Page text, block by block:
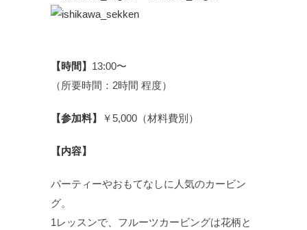
【時間】 13:00〜
（所要時間：2時間 程度）
【参加料】 ￥5,000（材料費別）
【内容】
パーティーやおもてなしに人気のカービン
グ。
1レッスンで、フルーツカービングは花柄と